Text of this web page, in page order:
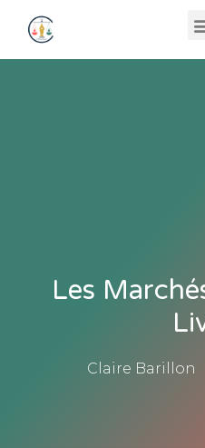
Les
Claire Barillon